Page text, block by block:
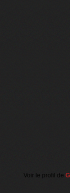
Voir le profil de